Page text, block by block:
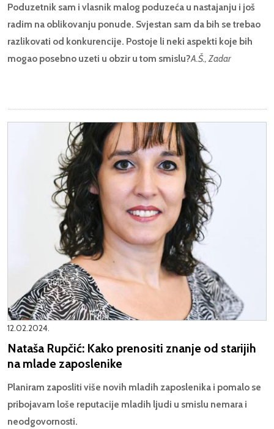
Poduzetnik sam i vlasnik malog poduzeća u nastajanju i još
radim na oblikovanju ponude. Svjestan sam da bih se trebao
razlikovati od konkurencije. Postoje li neki aspekti koje bih
mogao posebno uzeti u obzir u tom smislu?A.Š., Zadar
12.02.2024.
Nataša Rupčić: Kako prenositi znanje od starijih
na mlade zaposlenike
Planiram zaposliti više novih mladih zaposlenika i pomalo se
pribojavam loše reputacije mladih ljudi u smislu nemara i
neodgovornosti.